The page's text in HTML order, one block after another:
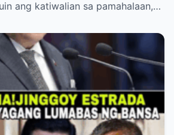
ang katiwalian sa pamahalaan,…